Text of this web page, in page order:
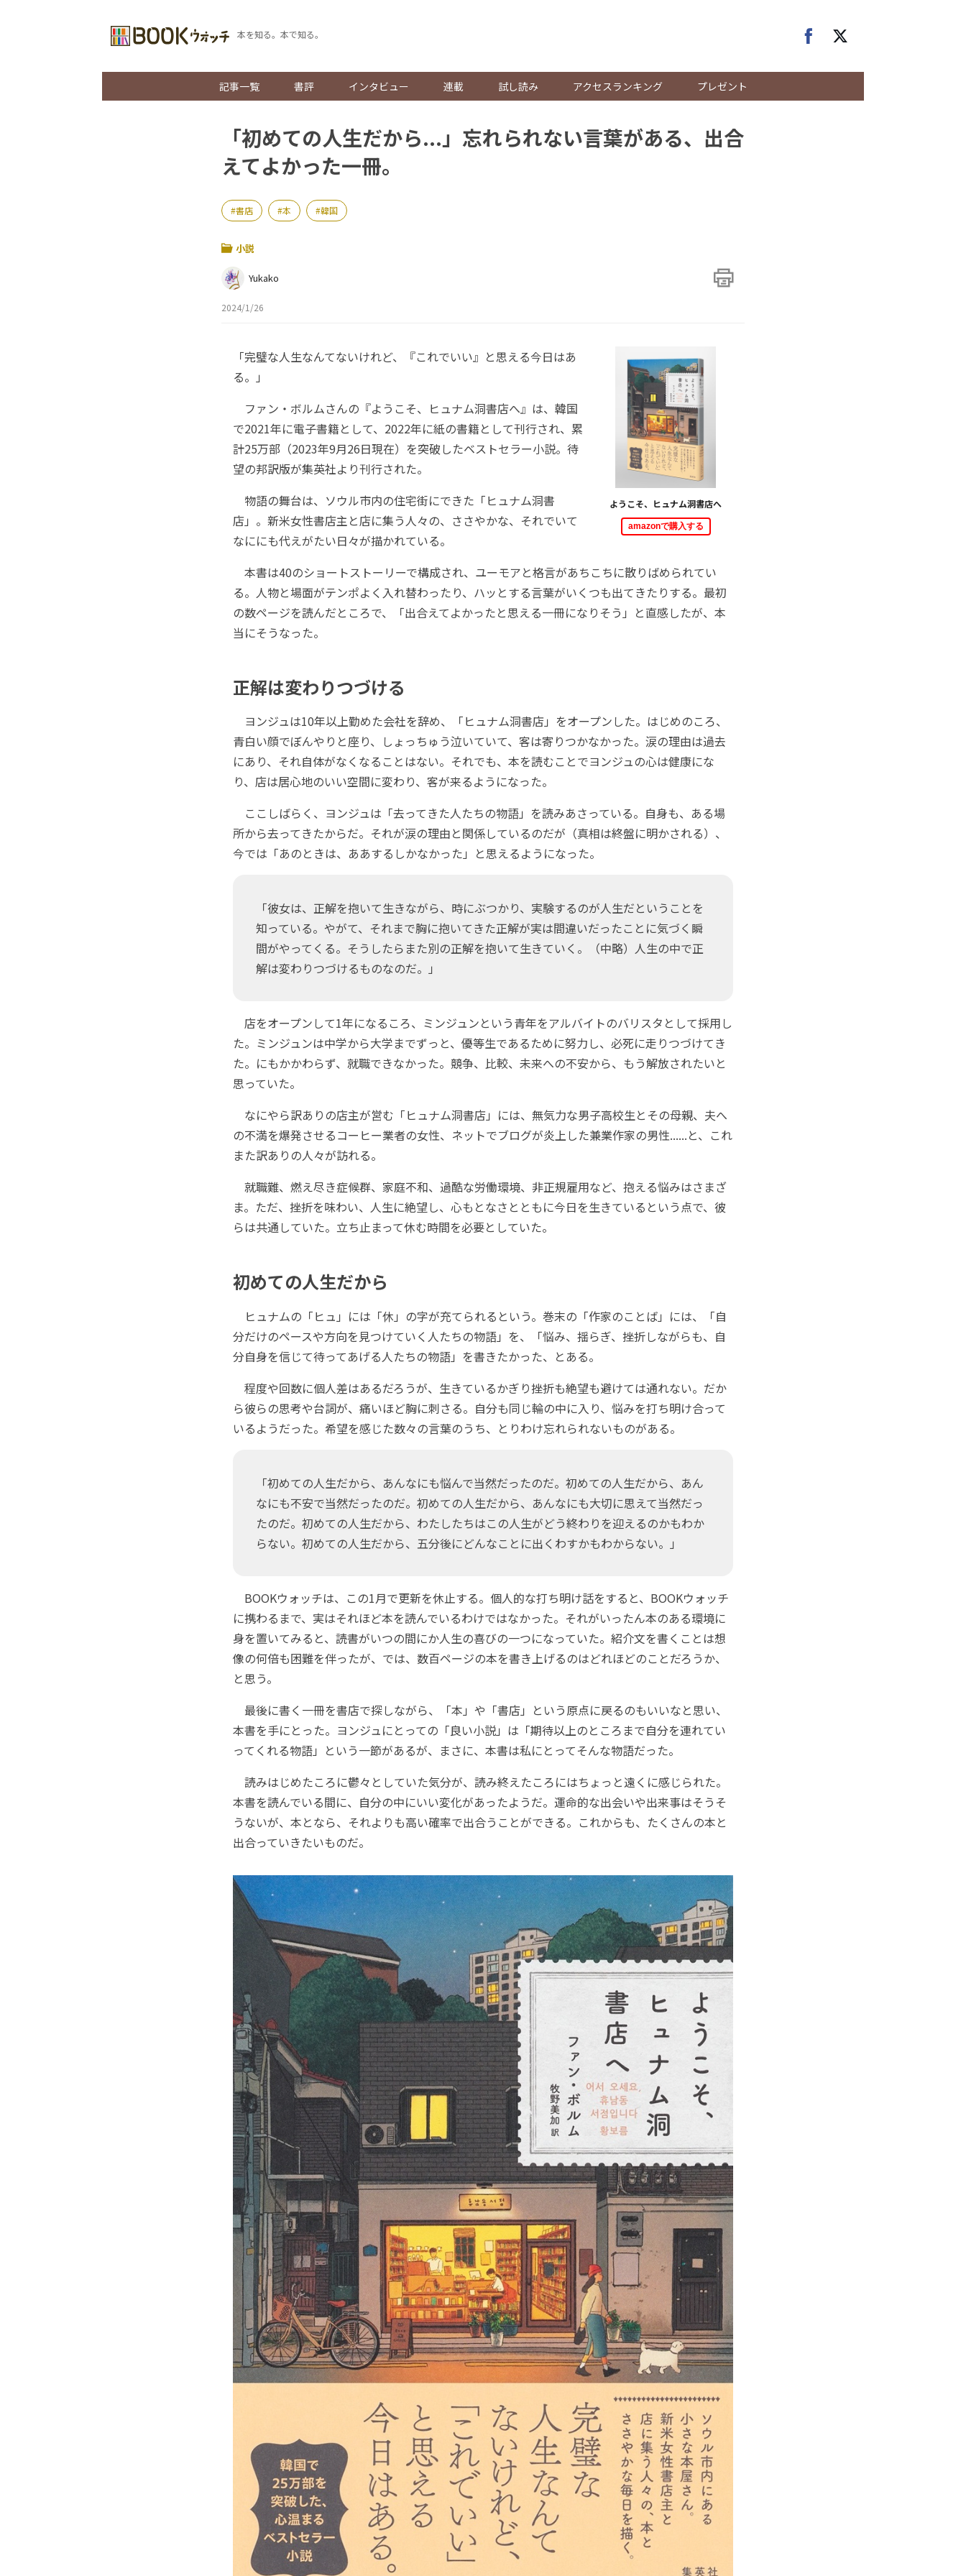
本を知る。本で知る。
記事一覧 書評 インタビュー 連載 試し読み アクセスランキング プレゼント
「初めての人生だから...」忘れられない言葉がある、出合
えてよかった一冊。
書店 本 韓国
小説
Yukako
2024/1/26
ようこそ、ヒュナム洞書店へ
amazonで購入する
「完璧な人生なんてないけれど、『これでいい』と思える今日はあ
る。」
ファン・ボルムさんの『ようこそ、ヒュナム洞書店へ』は、韓国
で2021年に電子書籍として、2022年に紙の書籍として刊行され、累
計25万部（2023年9月26日現在）を突破したベストセラー小説。待
望の邦訳版が集英社より刊行された。
物語の舞台は、ソウル市内の住宅街にできた「ヒュナム洞書
店」。新米女性書店主と店に集う人々の、ささやかな、それでいて
なににも代えがたい日々が描かれている。
本書は40のショートストーリーで構成され、ユーモアと格言があちこちに散りばめられてい
る。人物と場面がテンポよく入れ替わったり、ハッとする言葉がいくつも出てきたりする。最初
の数ページを読んだところで、「出合えてよかったと思える一冊になりそう」と直感したが、本
当にそうなった。
正解は変わりつづける
ヨンジュは10年以上勤めた会社を辞め、「ヒュナム洞書店」をオープンした。はじめのころ、
青白い顔でぼんやりと座り、しょっちゅう泣いていて、客は寄りつかなかった。涙の理由は過去
にあり、それ自体がなくなることはない。それでも、本を読むことでヨンジュの心は健康にな
り、店は居心地のいい空間に変わり、客が来るようになった。
ここしばらく、ヨンジュは「去ってきた人たちの物語」を読みあさっている。自身も、ある場
所から去ってきたからだ。それが涙の理由と関係しているのだが（真相は終盤に明かされる）、
今では「あのときは、ああするしかなかった」と思えるようになった。
「彼女は、正解を抱いて生きながら、時にぶつかり、実験するのが人生だということを
知っている。やがて、それまで胸に抱いてきた正解が実は間違いだったことに気づく瞬
間がやってくる。そうしたらまた別の正解を抱いて生きていく。（中略）人生の中で正
解は変わりつづけるものなのだ。」
店をオープンして1年になるころ、ミンジュンという青年をアルバイトのバリスタとして採用し
た。ミンジュンは中学から大学までずっと、優等生であるために努力し、必死に走りつづけてき
た。にもかかわらず、就職できなかった。競争、比較、未来への不安から、もう解放されたいと
思っていた。
なにやら訳ありの店主が営む「ヒュナム洞書店」には、無気力な男子高校生とその母親、夫へ
の不満を爆発させるコーヒー業者の女性、ネットでブログが炎上した兼業作家の男性......と、これ
また訳ありの人々が訪れる。
就職難、燃え尽き症候群、家庭不和、過酷な労働環境、非正規雇用など、抱える悩みはさまざ
ま。ただ、挫折を味わい、人生に絶望し、心もとなさとともに今日を生きているという点で、彼
らは共通していた。立ち止まって休む時間を必要としていた。
初めての人生だから
ヒュナムの「ヒュ」には「休」の字が充てられるという。巻末の「作家のことば」には、「自
分だけのペースや方向を見つけていく人たちの物語」を、「悩み、揺らぎ、挫折しながらも、自
分自身を信じて待ってあげる人たちの物語」を書きたかった、とある。
程度や回数に個人差はあるだろうが、生きているかぎり挫折も絶望も避けては通れない。だか
ら彼らの思考や台詞が、痛いほど胸に刺さる。自分も同じ輪の中に入り、悩みを打ち明け合って
いるようだった。希望を感じた数々の言葉のうち、とりわけ忘れられないものがある。
「初めての人生だから、あんなにも悩んで当然だったのだ。初めての人生だから、あん
なにも不安で当然だったのだ。初めての人生だから、あんなにも大切に思えて当然だっ
たのだ。初めての人生だから、わたしたちはこの人生がどう終わりを迎えるのかもわか
らない。初めての人生だから、五分後にどんなことに出くわすかもわからない。」
BOOKウォッチは、この1月で更新を休止する。個人的な打ち明け話をすると、BOOKウォッチ
に携わるまで、実はそれほど本を読んでいるわけではなかった。それがいったん本のある環境に
身を置いてみると、読書がいつの間にか人生の喜びの一つになっていた。紹介文を書くことは想
像の何倍も困難を伴ったが、では、数百ページの本を書き上げるのはどれほどのことだろうか、
と思う。
最後に書く一冊を書店で探しながら、「本」や「書店」という原点に戻るのもいいなと思い、
本書を手にとった。ヨンジュにとっての「良い小説」は「期待以上のところまで自分を連れてい
ってくれる物語」という一節があるが、まさに、本書は私にとってそんな物語だった。
読みはじめたころに鬱々としていた気分が、読み終えたころにはちょっと遠くに感じられた。
本書を読んでいる間に、自分の中にいい変化があったようだ。運命的な出会いや出来事はそうそ
うないが、本となら、それよりも高い確率で出合うことができる。これからも、たくさんの本と
出合っていきたいものだ。